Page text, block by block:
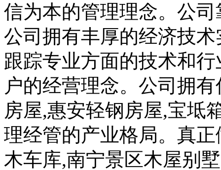
信为本的管理理念。公
公司拥有丰厚的经济技
跟踪专业方面的技术和
户的经营理念。公司拥
房屋,惠安轻钢房屋,宝坻
理经管的产业格局。真
木车库,南宁景区木屋别